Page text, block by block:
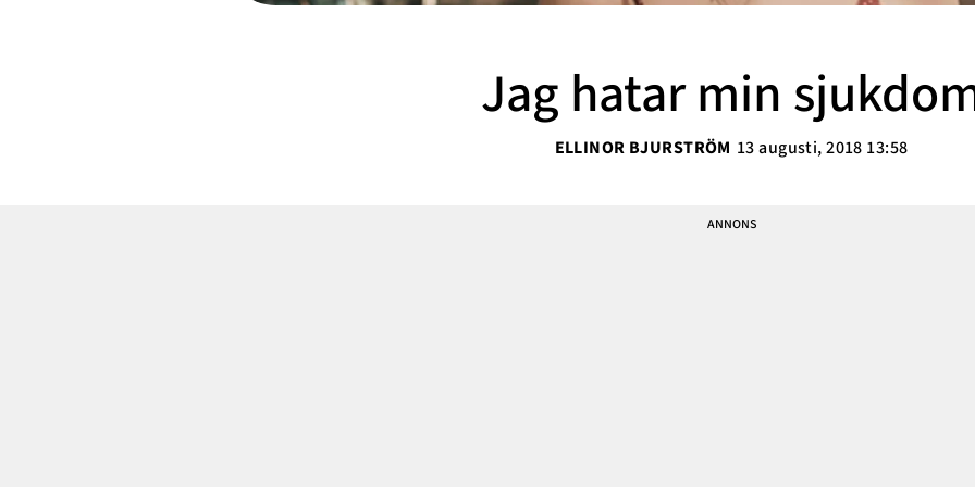
Sarah Delshad
Elisabeth Lindroth
Paulina Gunnardo
Josefin Hulldin
Jag hatar min
ELLINOR BJURSTRÖM 13 augusti, 2018 13:58